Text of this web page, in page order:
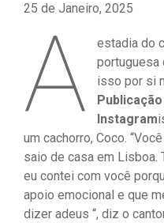
25 de Janeiro, 2025
A
estadia do
portuguesa
isso por si
Instagram
um cachorro, Coco.
saio de casa em Lisboa.
eu contei com você
apoio emocional e que
dizer adeus “, diz o